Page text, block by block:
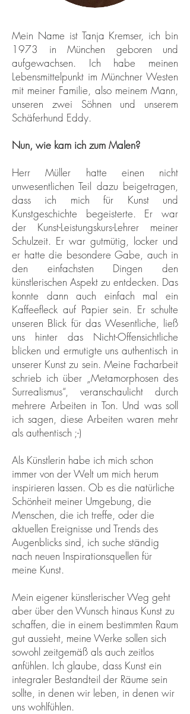
Mein Name ist Tanja Kremser, ich bin
1973 in München geboren und
aufgewachsen. Ich habe meinen
Lebensmittelpunkt im Münchner Westen
mit meiner Familie, also meinem Mann,
unseren zwei Söhnen und unserem
Schäferhund Eddy.
Nun, wie kam ich zum Malen?
Herr Müller hatte einen nicht
unwesentlichen Teil dazu beigetragen,
dass ich mich für Kunst und
Kunstgeschichte begeisterte. Er war
der Kunst-Leistungskurs-Lehrer meiner
Schulzeit. Er war gutmütig, locker und
er hatte die besondere Gabe, auch in
den einfachsten Dingen den
künstlerischen Aspekt zu entdecken. Das
konnte dann auch einfach mal ein
Kaffeefleck auf Papier sein. Er schulte
unseren Blick für das Wesentliche, ließ
uns hinter das Nicht-Offensichtliche
blicken und ermutigte uns authentisch in
unserer Kunst zu sein. Meine Facharbeit
schrieb ich über „Metamorphosen des
Surrealismus“, veranschaulicht durch
mehrere Arbeiten in Ton. Und was soll
ich sagen, diese Arbeiten waren mehr
als authentisch ;-)
Als Künstlerin habe ich mich schon
immer von der Welt um mich herum
inspirieren lassen. Ob es die natürliche
Schönheit meiner Umgebung, die
Menschen, die ich treffe, oder die
aktuellen Ereignisse und Trends des
Augenblicks sind, ich suche ständig
nach neuen Inspirationsquellen für
meine Kunst.
Mein eigener künstlerischer Weg geht
aber über den Wunsch hinaus Kunst zu
schaffen, die in einem bestimmten Raum
gut aussieht, meine Werke sollen sich
sowohl zeitgemäß als auch zeitlos
anfühlen. Ich glaube, dass Kunst ein
integraler Bestandteil der Räume sein
sollte, in denen wir leben, in denen wir
uns wohlfühlen.